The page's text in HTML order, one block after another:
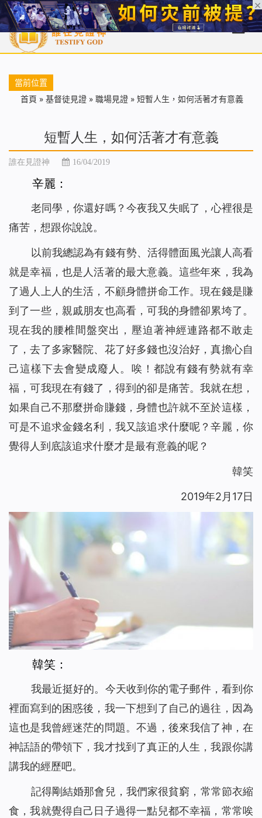
首頁 每日靈糧 天國福音 基督徒見證 信仰解答 聖經
當前位置
首頁 » 基督徒見證 » 職場見證 » 短暫人生，如何活著才有意義
短暫人生，如何活著才有意義
誰在見證神 16/04/2019
辛麗：
老同學，你還好嗎？今夜我又失眠了，心裡很是
痛苦，想跟你說說。
以前我總認為有錢有勢、活得體面風光讓人高看
就是幸福，也是人活著的最大意義。這些年來，我為
了過人上人的生活，不顧身體拼命工作。現在錢是賺
到了一些，親戚朋友也高看，可我的身體卻累垮了。
現在我的腰椎間盤突出，壓迫著神經連路都不敢走
了，去了多家醫院、花了好多錢也沒治好，真擔心自
己這樣下去會變成廢人。唉！都說有錢有勢就有幸
福，可我現在有錢了，得到的卻是痛苦。我就在想，
如果自己不那麼拼命賺錢，身體也許就不至於這樣，
可是不追求金錢名利，我又該追求什麼呢？辛麗，你
覺得人到底該追求什麼才是最有意義的呢？
韓笑
2019年2月17日
韓笑：
我最近挺好的。今天收到你的電子郵件，看到你
裡面寫到的困惑後，我一下想到了自己的過往，因為
這也是我曾經迷茫的問題。不過，後來我信了神，在
神話語的帶領下，我才找到了真正的人生，我跟你講
講我的經歷吧。
記得剛結婚那會兒，我們家很貧窮，常常節衣縮
食，我就覺得自己日子過得一點兒都不幸福，常常唉